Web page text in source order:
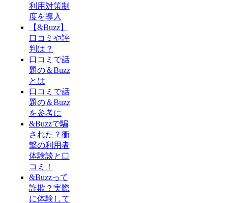
利用対策制
度を導入
【&Buzz】
口コミや評
判は？
口コミで話
題の＆Buzz
とは
口コミで話
題の＆Buzz
を参考に
&Buzzで騙
された？衝
撃の利用者
体験談と口
コミ！
&Buzzって
詐欺？実際
に体験して